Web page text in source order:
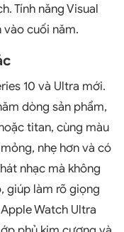
Tính năng Visual
vào cuối năm.
10 và Ultra mới.
dòng sản phẩm,
titan, cùng màu
nhẹ hơn và có
nhạc mà không
giúp làm rõ giọng
Watch Ultra